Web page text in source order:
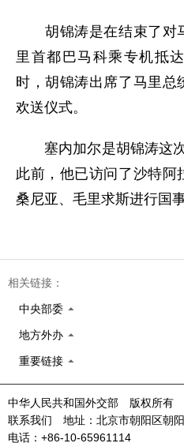
胡锦涛是在结束了对
里首都巴马科乘专机抵
时，胡锦涛出席了马里总
欢送仪式。
塞内加尔是胡锦涛这次
此前，他已访问了沙特阿
桑尼亚、毛里求斯进行国事
相关链接：
中央部委
地方外办
重要链接
中华人民共和国外交部 版权所有
联系我们 地址：北京市朝阳区朝
电话：+86-10-65961114